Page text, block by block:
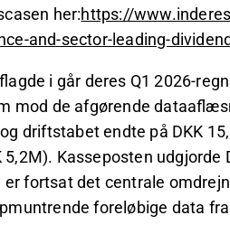
her:https://
and-sector-leading-
i går deres Q1 2026-
mod de afgørende
driftstabet endte på DKK
5,2M). Kasseposten
fortsat det centrale
foreløbige data